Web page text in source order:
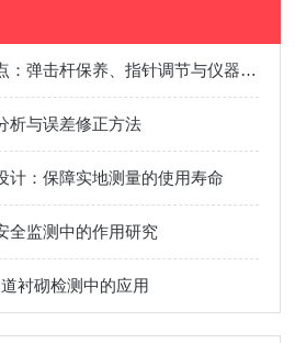
岩石回弹仪维护要点：弹击杆保养、指针调节与仪器防潮措施
析与误差修正方法
计：保障实地测量的使用寿命
全监测中的作用研究
衬砌检测中的应用